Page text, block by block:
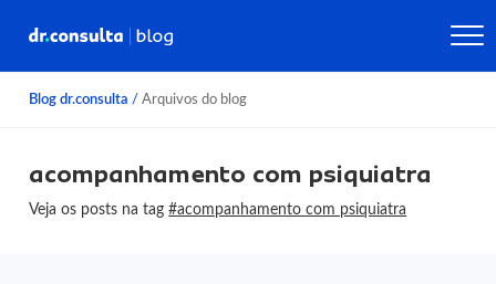
Blog dr.consulta / Arquivos do blog
acompanhamento com psiquiatra
Veja os posts na tag#acompanhamento com psiquiatra